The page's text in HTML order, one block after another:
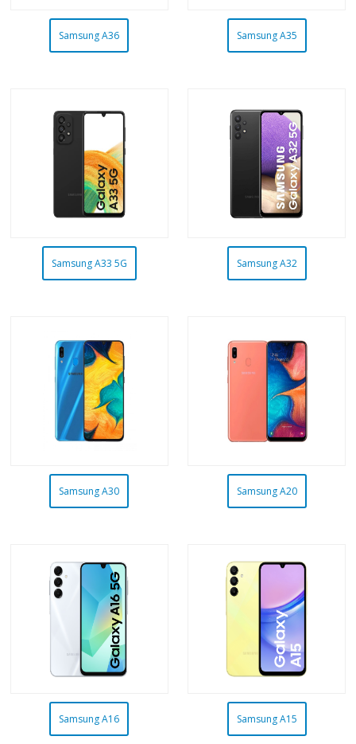
Samsung A36 Samsung A35
Samsung A33 5G Samsung A32
Samsung A30 Samsung A20
Samsung A16 Samsung A15